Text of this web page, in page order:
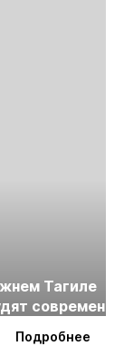
Тагиле
Подробнее